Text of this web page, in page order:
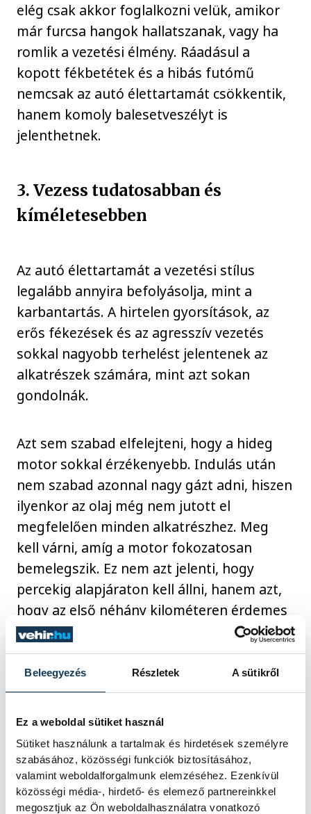
Beleegyezés Részletek A sütikről
Ez a weboldal sütiket használ
Sütiket használunk a tartalmak és hirdetések személyre
szabásához, közösségi funkciók biztosításához,
valamint weboldalforgalmunk elemzéséhez. Ezenkívül
közösségi média-, hirdető- és elemező partnereinkkel
megosztjuk az Ön weboldalhasználatra vonatkozó
elég csak akkor foglalkozni velük, amikor
már furcsa hangok hallatszanak, vagy ha
romlik a vezetési élmény. Ráadásul a
kopott fékbetétek és a hibás futómű
nemcsak az autó élettartamát csökkentik,
hanem komoly balesetveszélyt is
jelenthetnek.
3. Vezess tudatosabban és
kíméletesebben
Az autó élettartamát a vezetési stílus
legalább annyira befolyásolja, mint a
karbantartás. A hirtelen gyorsítások, az
erős fékezések és az agresszív vezetés
sokkal nagyobb terhelést jelentenek az
alkatrészek számára, mint azt sokan
gondolnák.
Azt sem szabad elfelejteni, hogy a hideg
motor sokkal érzékenyebb. Indulás után
nem szabad azonnal nagy gázt adni, hiszen
ilyenkor az olaj még nem jutott el
megfelelően minden alkatrészhez. Meg
kell várni, amíg a motor fokozatosan
bemelegszik. Ez nem azt jelenti, hogy
percekig alapjáraton kell állni, hanem azt,
hogy az első néhány kilométeren érdemes
visszafogottabban vezetni.
A kuplung és a váltó kímélése szintén
sokat számít. Ha vezetés közben
folyamatosan a kuplungon tartod a lábad,
vagy túl agresszíven váltasz, jelentősen
lerövidítheted az alkatrészek élettartamát.
Ugyanez igaz a fékekre is: a folyamatos
hirtelen fékezés gyorsabban elkoptatja a